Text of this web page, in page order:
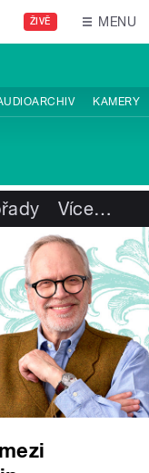
ŽIVĚ MENU
KAMERY
Více…